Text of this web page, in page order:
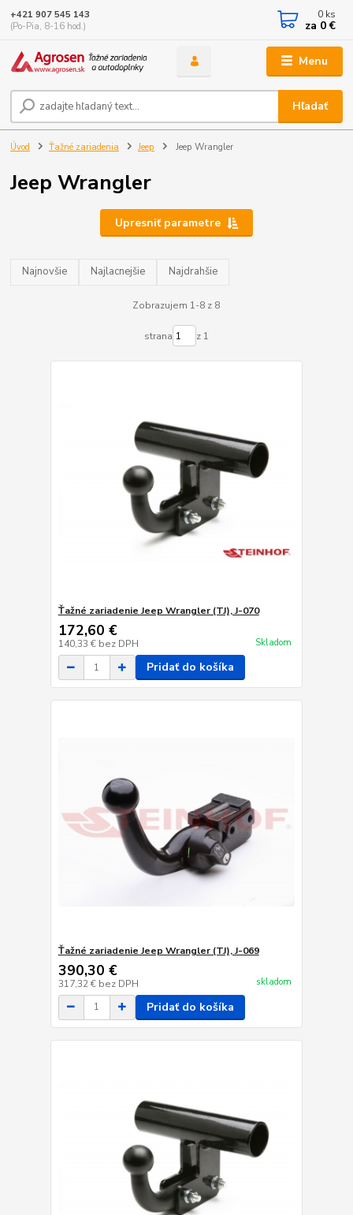
Menu
Hľadať
+421 907 545 143
(Po-Pia, 8-16 hod.)
0 ks
za 0 €
Úvod Ťažné zariadenia Jeep Jeep Wrangler
Jeep Wrangler
Upresniť parametre
Najnovšie Najlacnejšie Najdrahšie
Zobrazujem 1-8 z 8
strana z 1
Ťažné zariadenie Jeep Wrangler (TJ), J-070
172,60 €
140,33 € bez DPH Skladom
Pridať do košíka
Ťažné zariadenie Jeep Wrangler (TJ), J-069
390,30 €
317,32 € bez DPH skladom
Pridať do košíka